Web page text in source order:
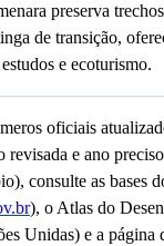
preserva
de transição,
e ecoturismo.
oficiais
e ano
consulte as bases
), o Atlas do
Unidas) e a